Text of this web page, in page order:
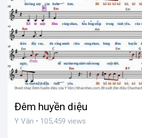
Đêm huyền diệu
Y Vân • 105,459 views